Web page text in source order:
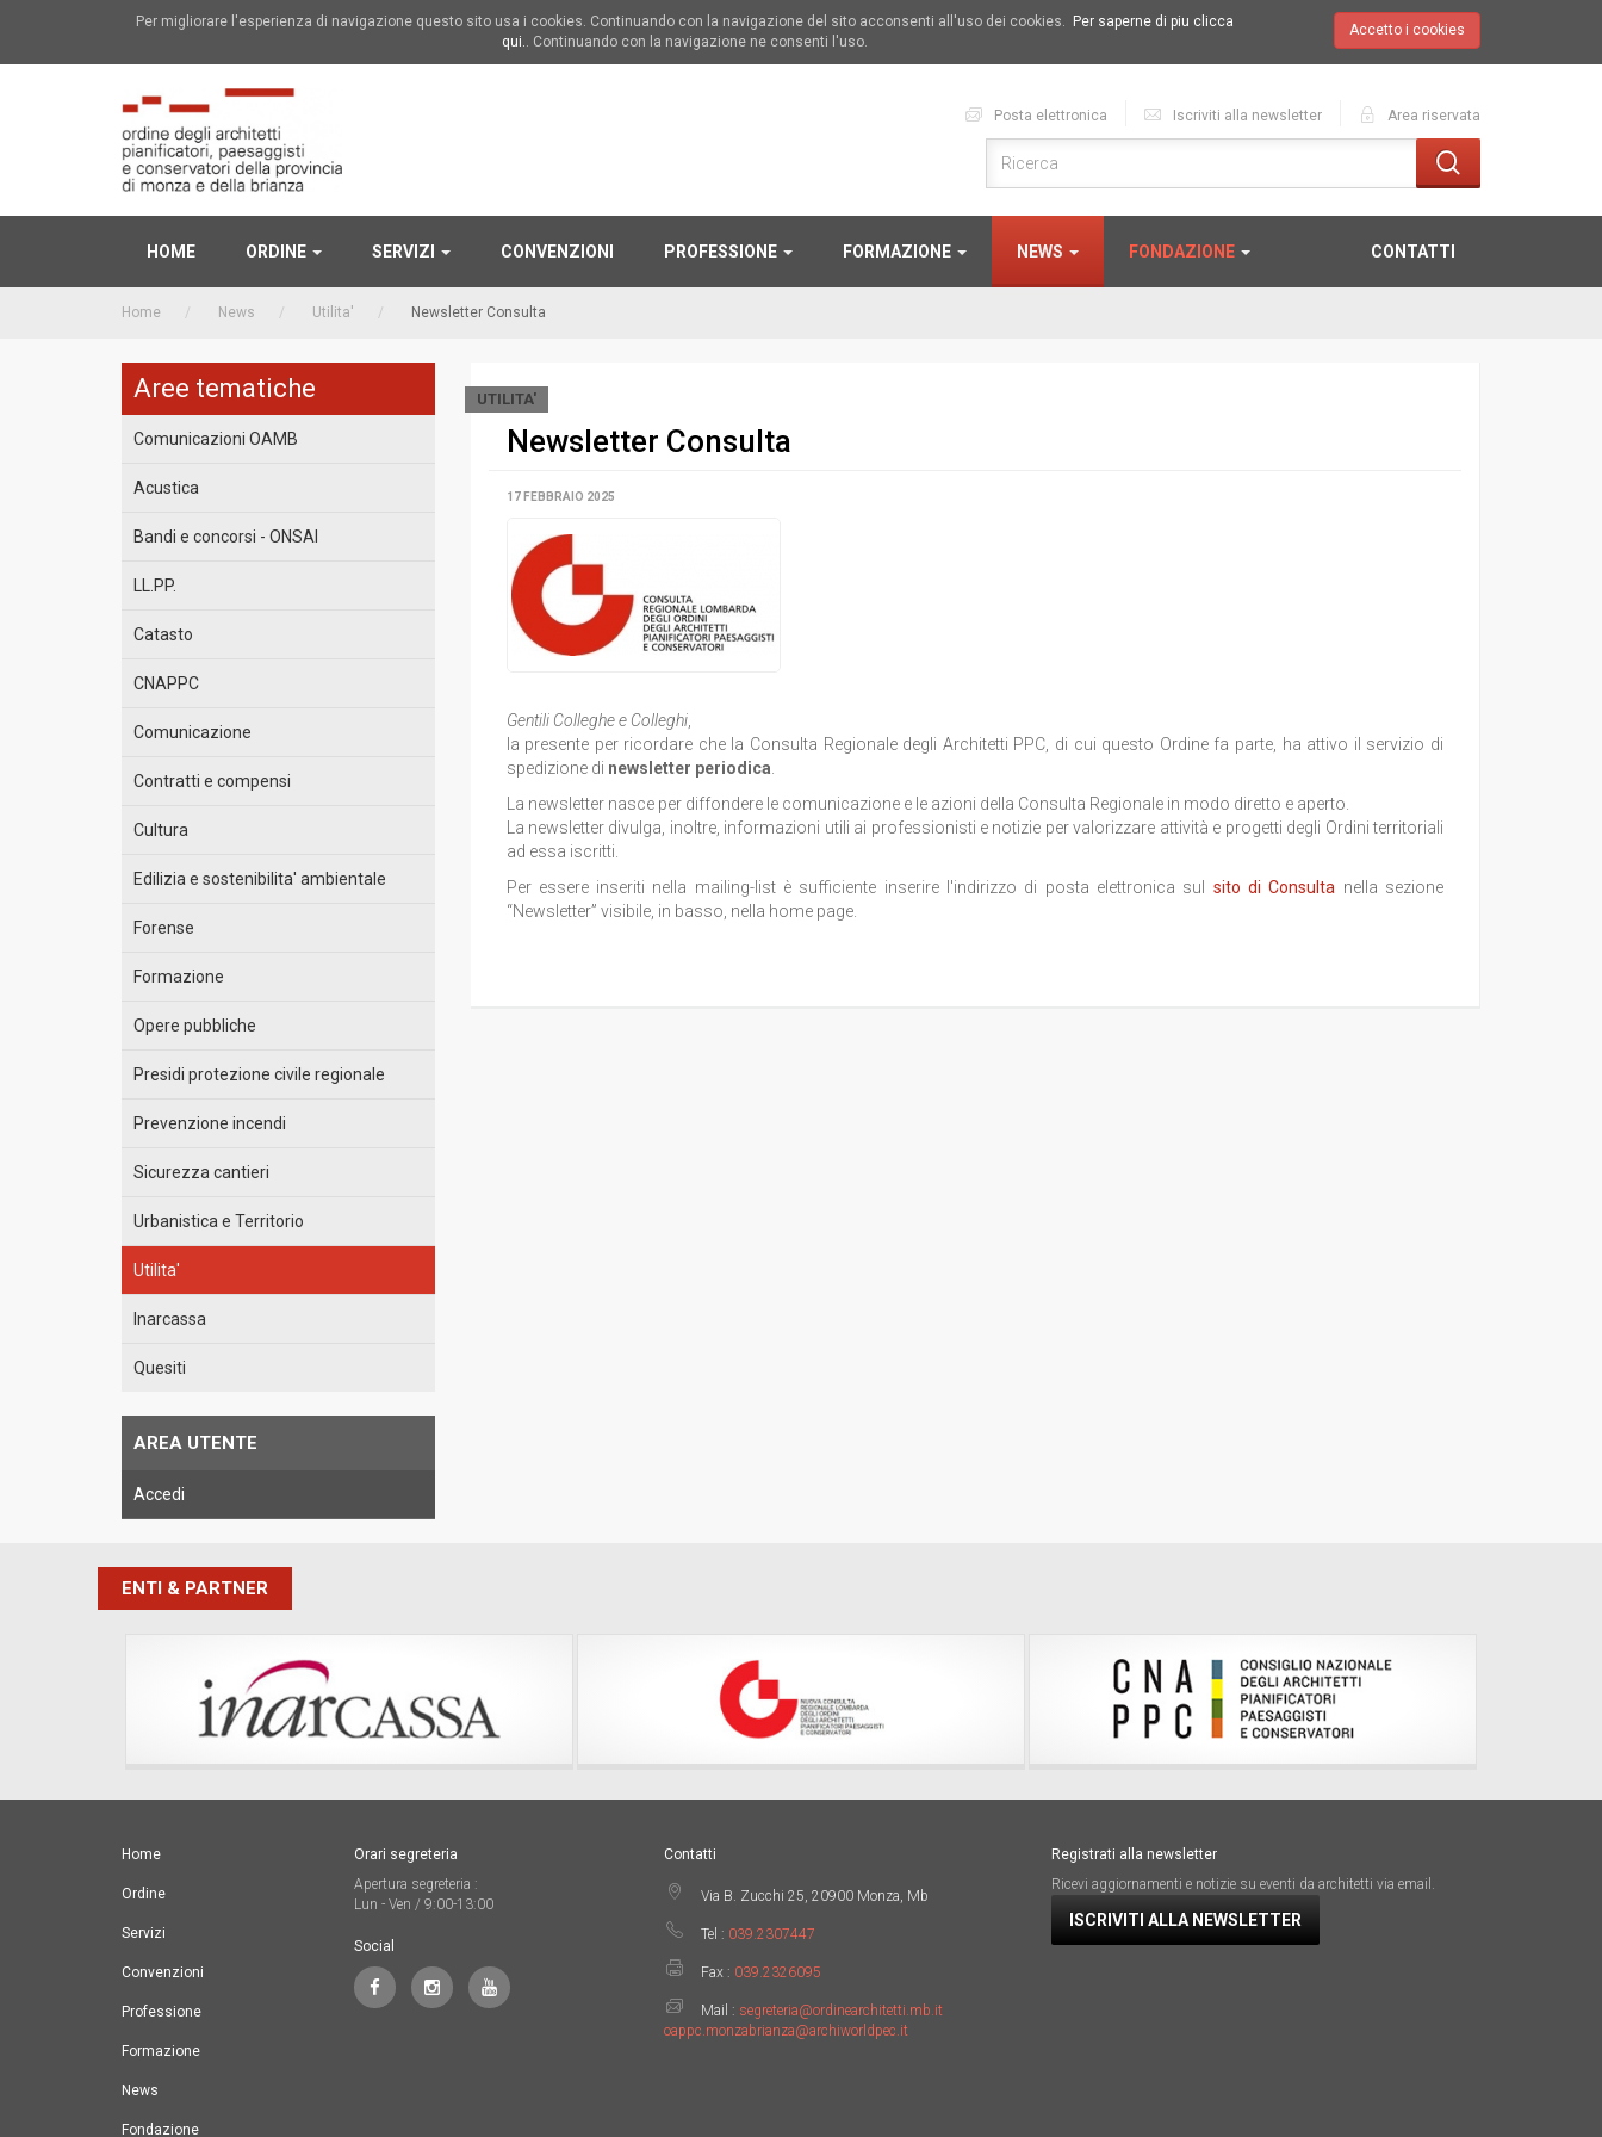
Per migliorare l'esperienza di navigazione questo sito usa i cookies. Continuando con la navigazione del sito acconsenti all'uso dei cookies.
Per saperne di piu clicca
qui.. Continuando con la navigazione ne consenti l'uso.
Accetto i cookies
Posta elettronica Iscriviti alla newsletter Area riservata
HOME ORDINE SERVIZI CONVENZIONI PROFESSIONE FORMAZIONE NEWS FONDAZIONE CONTATTI
Home News Utilita' Newsletter Consulta
Aree tematiche
Comunicazioni OAMB
Acustica
Bandi e concorsi - ONSAI
LL.PP.
Catasto
CNAPPC
Comunicazione
Contratti e compensi
Cultura
Edilizia e sostenibilita' ambientale
Forense
Formazione
Opere pubbliche
Presidi protezione civile regionale
Prevenzione incendi
Sicurezza cantieri
Urbanistica e Territorio
Utilita'
Inarcassa
Quesiti
AREA UTENTE
Accedi
UTILITA'
Newsletter Consulta
17 FEBBRAIO 2025
Gentili Colleghe e Colleghi,
la presente per ricordare che la Consulta Regionale degli Architetti PPC, di cui questo Ordine fa parte, ha attivo il servizio di
spedizione di newsletter periodica
La newsletter nasce per diffondere le comunicazione e le azioni della Consulta Regionale in modo diretto e aperto.
La newsletter divulga, inoltre, informazioni utili ai professionisti e notizie per valorizzare attività e progetti degli Ordini territoriali
ad essa iscritti.
Per essere inseriti nella mailing-list è sufficiente inserire l'indirizzo di posta elettronica sul sito di Consulta nella sezione
“Newsletter” visibile, in basso, nella home page.
ENTI & PARTNER
Home
Ordine
Servizi
Convenzioni
Professione
Formazione
News
Fondazione
Orari segreteria
Apertura segreteria :
Lun - Ven / 9:00-13:00
Social
Contatti
Via B. Zucchi 25, 20900 Monza, Mb
Tel : 039.2307447
Fax : 039.2326095
Mail : segreteria@ordinearchitetti.mb.it
oappc.monzabrianza@archiworldpec.it
Registrati alla newsletter
Ricevi aggiornamenti e notizie su eventi da architetti via email.
ISCRIVITI ALLA NEWSLETTER